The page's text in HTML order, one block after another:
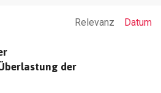
Relevanz Datum
der